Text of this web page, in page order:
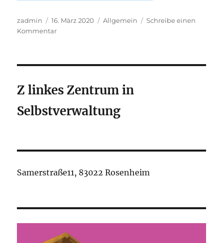
Autor
zadmin
Veröffentlicht
am
16. März 2020 Kategorien
Allgemein
Schreibe einen
Kommentarzu
zu.
Z linkes Zentrum in
Selbstverwaltung
Samerstraße11, 83022 Rosenheim